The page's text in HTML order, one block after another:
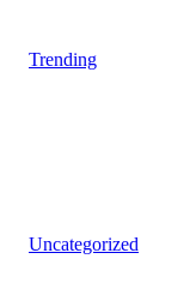
Trending
Uncategorized